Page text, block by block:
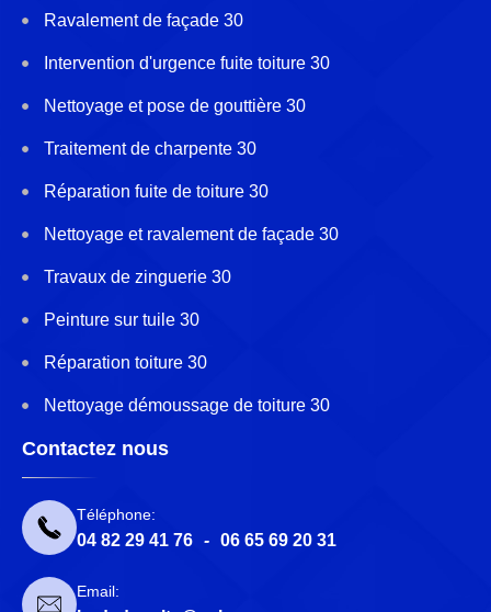
Ravalement de façade 30
Intervention d'urgence fuite toiture 30
Nettoyage et pose de gouttière 30
Traitement de charpente 30
Réparation fuite de toiture 30
Nettoyage et ravalement de façade 30
Travaux de zinguerie 30
Peinture sur tuile 30
Réparation toiture 30
Nettoyage démoussage de toiture 30
Contactez nous
Téléphone:
04 82 29 41 76 - 06 65 69 20 31
Email: